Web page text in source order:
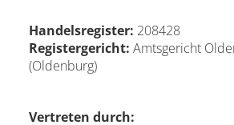
Handelsregister: 208428
Registergericht: Amtsgericht
(Oldenburg)
Vertreten durch: